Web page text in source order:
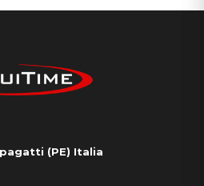
(PE) Italia